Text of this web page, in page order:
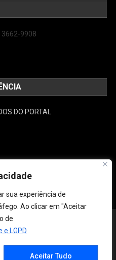
sua experiência de
Ao clicar em "Aceitar
de
e LGPD
Aceitar Tudo
9908
DO PORTAL
Themes.